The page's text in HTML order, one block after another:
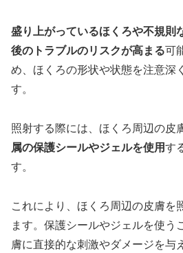
盛り上がっているほくろや不規則
後のトラブルのリスクが高まる可
め、ほくろの形状や状態を注意深
す。
照射する際には、ほくろ周辺の皮
属の保護シールやジェルを使用す
す。
これにより、ほくろ周辺の皮膚を
ます。保護シールやジェルを使う
膚に直接的な刺激やダメージを与